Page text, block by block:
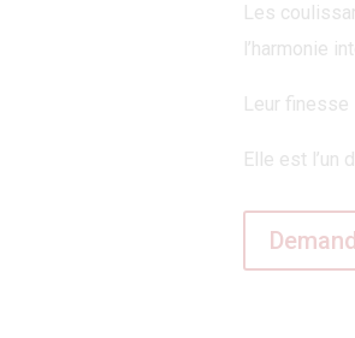
Les
l’harmonie
Leur finesse
Elle est l’un